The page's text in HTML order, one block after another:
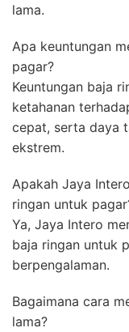
lama.
Apa keuntungan
pagar?
Keuntungan baja
ketahanan
cepat, serta daya
ekstrem.
Apakah Jaya
ringan untuk
Ya, Jaya Intero
baja ringan untuk
berpengalaman.
Bagaimana cara
lama?